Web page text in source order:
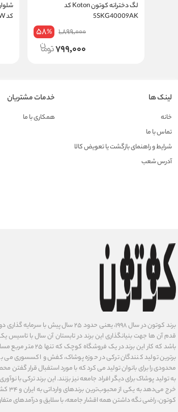
لگ دخترانه کوتون Koton کد
5SKG40009AK
1,899,000
58%
799,000
کد 5SKG40055AW
لینک ها
خانه
تماس با ما
شرایط و راهنمای بازگشت یا تعویض کالا
آدرس شعب
خدمات مشتریان
همکاری با ما
برند کوتون در سال ۱۹۹۸، یعنی حدود ۲۵
قدم آن ها جهت بنیانگذاری این برند در تابستان آن سال با تاسیس
باشد که کار این برند
برترین تولید کنندگان ترکی در حوزه پوشاک، کفش و اکسسوری می
محدودی را برای بانوان تولید می کرد که با مورد استفبال قرار
به تولید پوشاک برای دیگر افراد جامعه نیز بزنند. این برند ترکی با
خرج
کوتون، راضی نگه داشتن همه اقشار جامعه، با سلایق و درآمدهای